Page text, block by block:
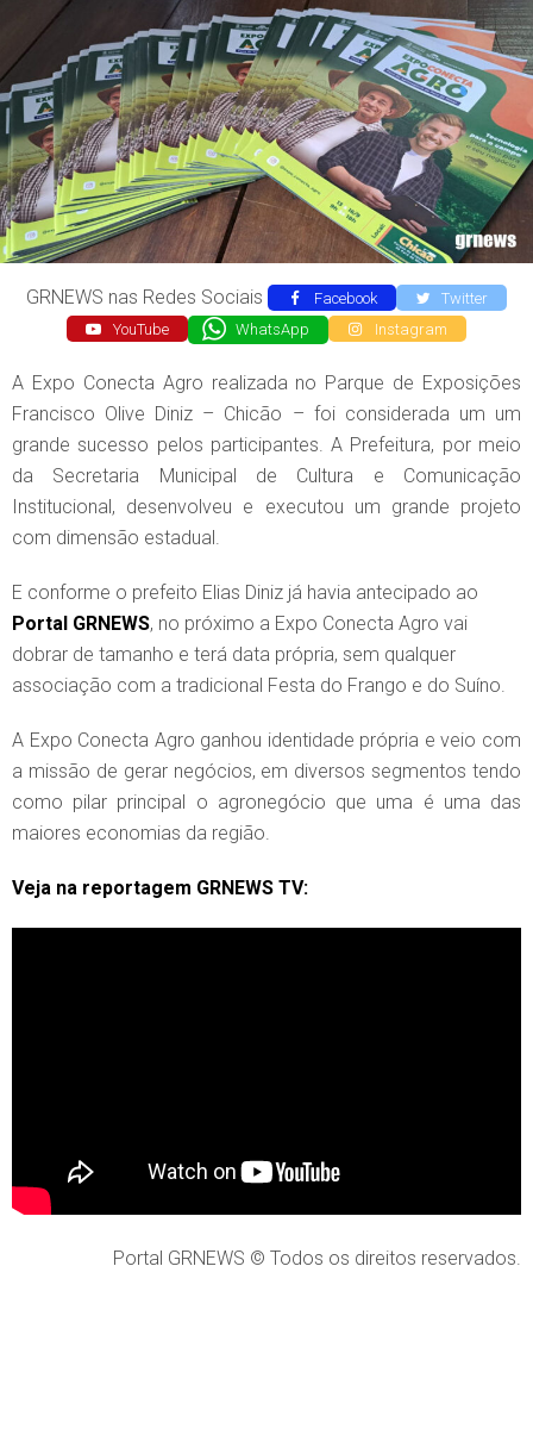
GRNEWS nas Redes Sociais Facebook
Twitter
YouTube
WhatsApp Instagram
A Expo Conecta Agro realizada no Parque de Exposições
Francisco Olive Diniz – Chicão – foi considerada um um
grande sucesso pelos participantes. A Prefeitura, por meio
da Secretaria Municipal de Cultura e Comunicação
Institucional, desenvolveu e executou um grande projeto
com dimensão estadual.
E conforme o prefeito Elias Diniz já havia antecipado ao
Portal GRNEWS, no próximo a Expo Conecta Agro vai
dobrar de tamanho e terá data própria, sem qualquer
associação com a tradicional Festa do Frango e do Suíno.
A Expo Conecta Agro ganhou identidade própria e veio com
a missão de gerar negócios, em diversos segmentos tendo
como pilar principal o agronegócio que uma é uma das
maiores economias da região.
Veja na reportagem GRNEWS TV:
Portal GRNEWS © Todos os direitos reservados.